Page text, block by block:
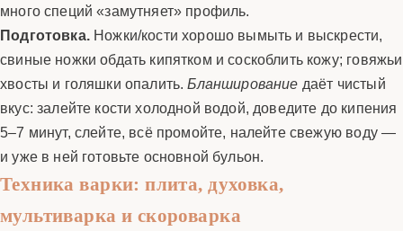
много специй «замутняет» профиль.
Подготовка.Ножки/кости хорошо вымыть и выскрести,
свиные ножки обдать кипятком и соскоблить кожу; говяжьи
хвосты и голяшки опалить.Бланширование даёт чистый
вкус: залейте кости холодной водой, доведите до кипения
5–7 минут, слейте, всё промойте, налейте свежую воду —
и уже в ней готовьте основной бульон.
Техника варки: плита, духовка,
мультиварка и скороварка